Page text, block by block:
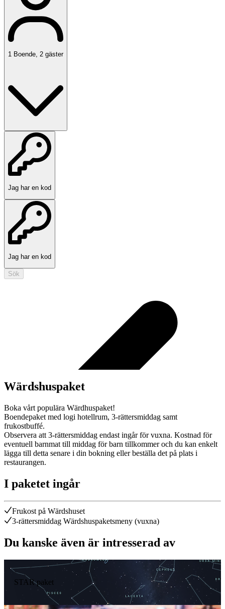
1 Boende 2 gäster
Jag har en kod
Jag har en kod
Sök
Wärdshuspaket
Boka vårt populära Wärdhuspaket!
Boendepaket med logi hotellrum, 3-rättersmiddag samt
frukostbuffé.
Observera att 3-rättersmiddag endast ingår för vuxna. Kostnad för
eventuell barnmat till middag för barn tillkommer och du kan enkelt
lägga till detta senare i din bokning eller beställa det på plats i
restaurangen.
I paketet ingår
Frukost på Wärdshuset
3-rättersmiddag Wärdshuspaketsmeny (vuxna)
Du kanske även är intresserad av
STAR paket